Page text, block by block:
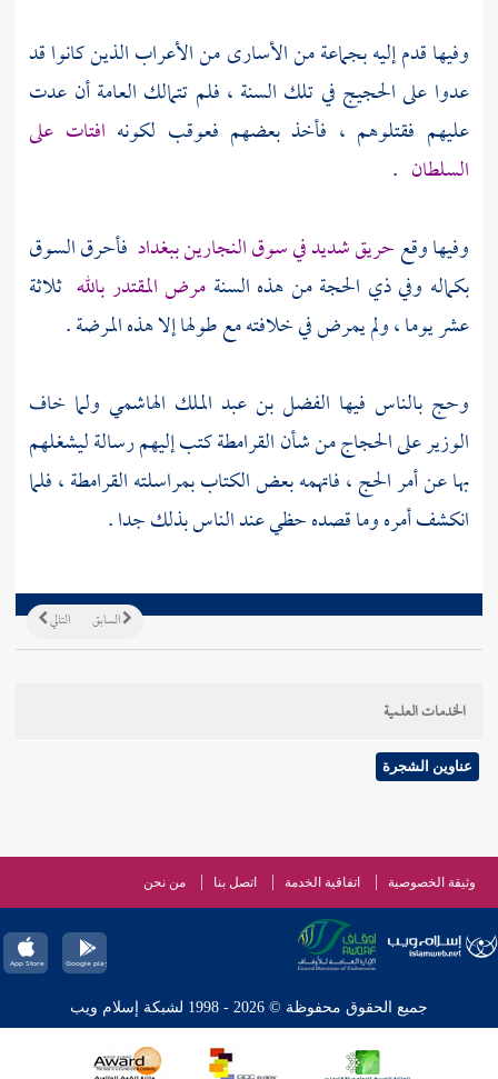
وفيها قدم إليه بجماعة من الأسارى من الأعراب الذين كانوا قد
عدوا على الحجيج في تلك السنة ، فلم تتمالك العامة أن عدت
عليهم فقتلوهم ، فأخذ بعضهم فعوقب لكونه افتات على
السلطان .
وفيها وقعحريق شديد في سوق النجارين ببغداد فأحرق السوق
بكماله وفي ذي الحجة من هذه السنة مرضالمقتدر بالله ثلاثة
عشر يوما ، ولم يمرض في خلافته مع طولها إلا هذه المرضة .
وحج بالناس فيها الفضل بن عبد الملك الهاشمي ولما خاف
الوزير على الحجاج من شأن القرامطة كتب إليهم رسالة ليشغلهم
بها عن أمر الحج ، فاتهمه بعض الكتاب بمراسلته القرامطة ، فلما
انكشف أمره وما قصده حظي عند الناس بذلك جدا .
التالي السابق
الخدمات العلمية
عناوين الشجرة
وثيقة الخصوصية اتفاقية الخدمة اتصل بنا من نحن
جميع الحقوق محفوظة © 2026 - 1998 لشبكة إسلام ويب